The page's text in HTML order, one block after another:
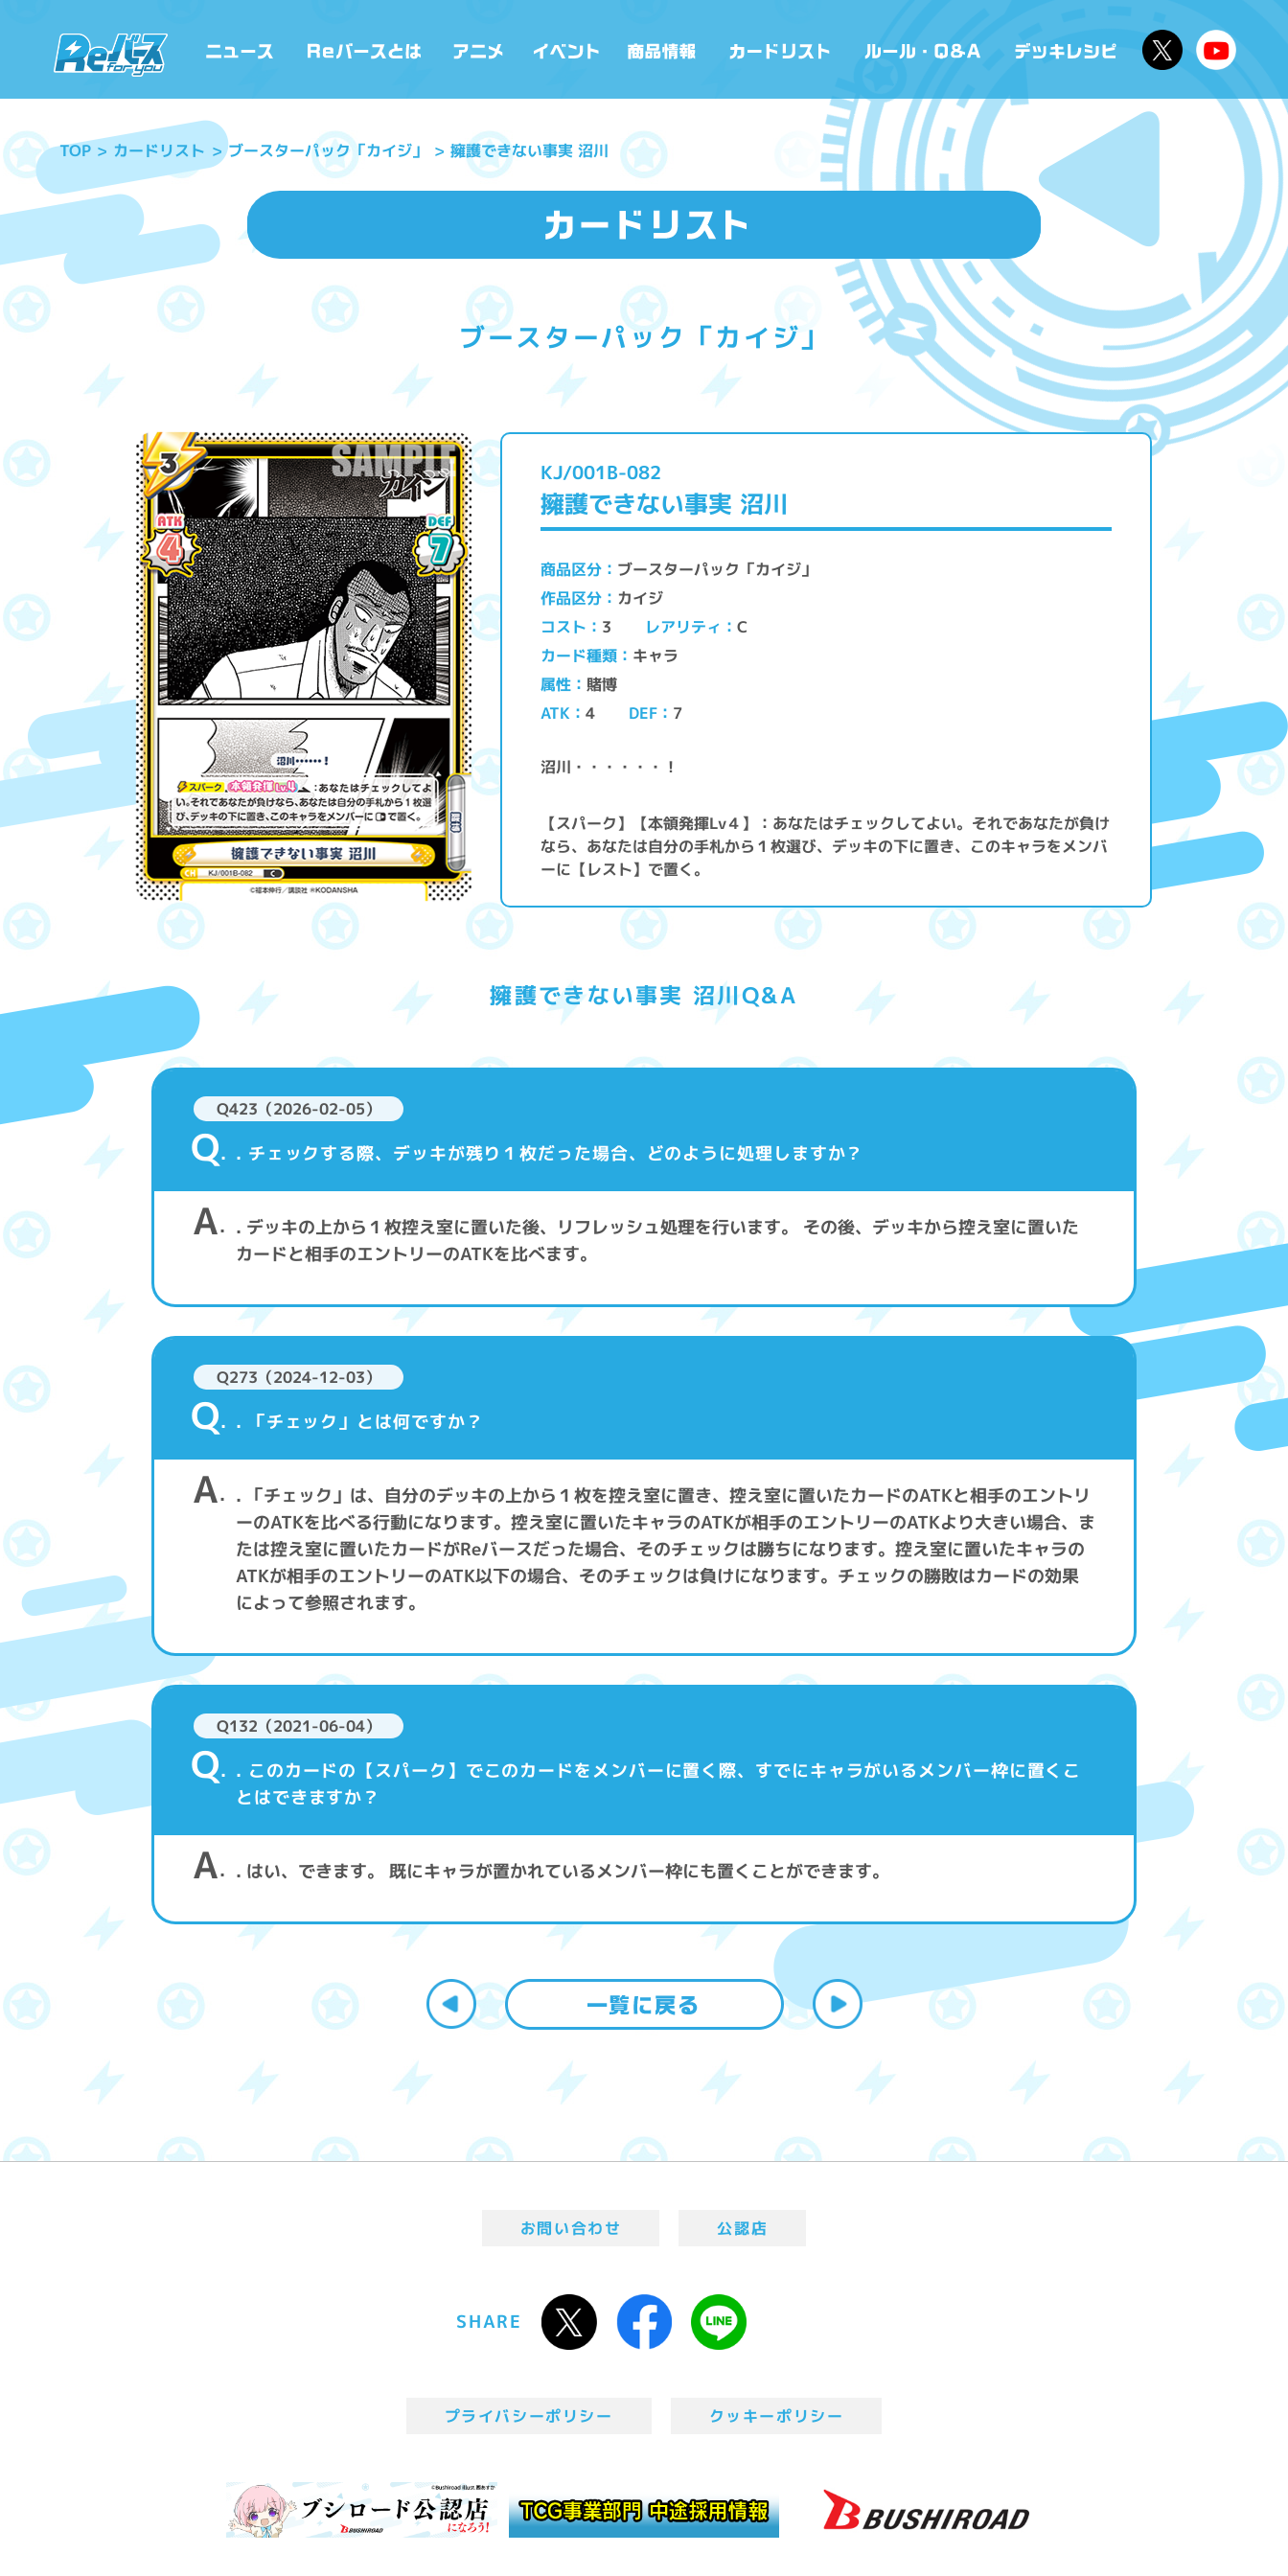
TOP カードリスト ブースターパック「カイジ」 擁護できない事実 沼川
ブースターパック「カイジ」
KJ/001B-082
擁護できない事実 沼川
商品区分 ブースターパック「カイジ」
作品区分 カイジ
コスト 3 レアリティ C
カード種類 キャラ
属性 賭博
ATK 4 DEF 7
沼川・・・・・・！
【スパーク】【本領発揮Lv４】：あなたはチェックしてよい。それであなたが負け
なら、あなたは自分の手札から１枚選び、デッキの下に置き、このキャラをメンバ
ーに【レスト】で置く。
擁護できない事実 沼川Q&A
Q423（2026-02-05）
Q . チェックする際、デッキが残り１枚だった場合、どのように処理しますか？
A . デッキの上から１枚控え室に置いた後、リフレッシュ処理を行います。 その後、デッキから控え室に置いた
カードと相手のエントリーのATKを比べます。
Q273（2024-12-03）
Q . 「チェック」とは何ですか？
A . 「チェック」は、自分のデッキの上から１枚を控え室に置き、控え室に置いたカードのATKと相手のエントリ
ーのATKを比べる行動になります。控え室に置いたキャラのATKが相手のエントリーのATKより大きい場合、ま
たは控え室に置いたカードがReバースだった場合、そのチェックは勝ちになります。控え室に置いたキャラの
ATKが相手のエントリーのATK以下の場合、そのチェックは負けになります。チェックの勝敗はカードの効果
によって参照されます。
Q132（2021-06-04）
Q . このカードの【スパーク】でこのカードをメンバーに置く際、すでにキャラがいるメンバー枠に置くこ
とはできますか？
A . はい、できます。 既にキャラが置かれているメンバー枠にも置くことができます。
お問い合わせ 公認店
SHARE
プライバシーポリシー クッキーポリシー